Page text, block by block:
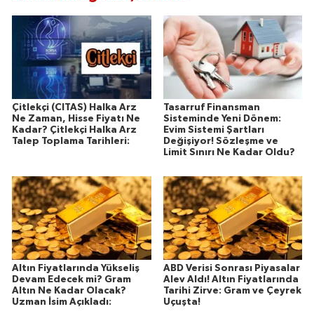
Çitlekçi (CITAS) Halka Arz
Ne Zaman, Hisse Fiyatı Ne
Kadar? Çitlekçi Halka Arz
Talep Toplama Tarihleri:
Tasarruf Finansman
Sisteminde Yeni Dönem:
Evim Sistemi Şartları
Değişiyor! Sözleşme ve
Limit Sınırı Ne Kadar Oldu?
Altın Fiyatlarında Yükseliş
Devam Edecek mi? Gram
Altın Ne Kadar Olacak?
Uzman İsim Açıkladı:
ABD Verisi Sonrası Piyasalar
Alev Aldı! Altın Fiyatlarında
Tarihi Zirve: Gram ve Çeyrek
Uçuşta!